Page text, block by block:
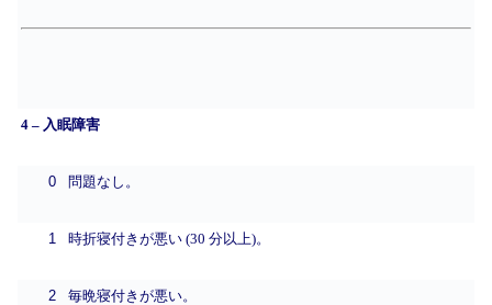
4 – 入眠障害
0 問題なし。
1 時折寝付きが悪い (30 分以上)。
2 毎晩寝付きが悪い。